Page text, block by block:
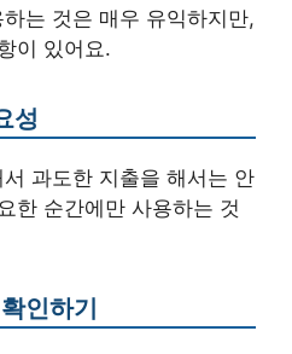
는 것은 매우 유익하지만,
이 있어요.
성
과도한 지출을 해서는 안
한 순간에만 사용하는 것
인하기